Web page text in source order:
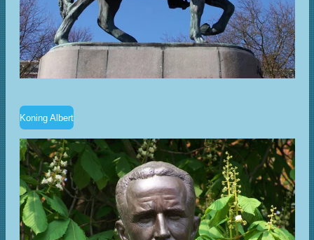
Koning Albert